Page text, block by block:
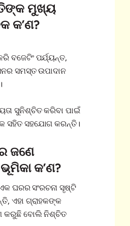
ମୁଖ୍ୟ
କ’ଣ?
ବଜେଟିଂ ପର୍ଯ୍ୟନ୍ତ,
ସମସ୍ତ ଉପାଦାନ
ସୁନିଶ୍ଚିତ କରିବା ପାଇଁ
ସହିତ ସହଯୋଗ କରନ୍ତି।
ଜଣେ
କ’ଣ?
ଘରର ସଂରଚନା ସୃଷ୍ଟି
ଏହା ଗ୍ରାହକଙ୍କ
କରୁଛି ବୋଲି ନିଶ୍ଚିତ